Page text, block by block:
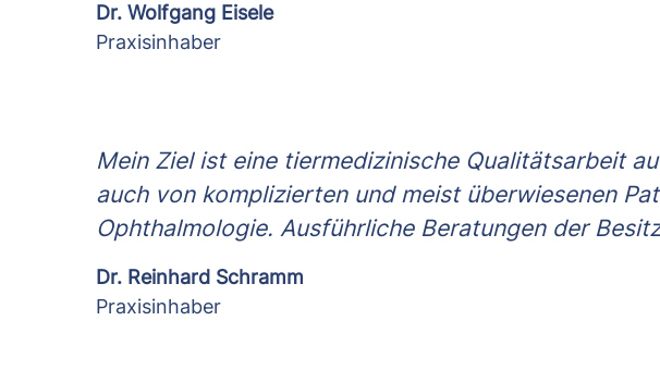
Dr. Wolfgang Eisele
Praxisinhaber
Mein Ziel ist eine tiermedizinische Qualitätsarbeit
auch von komplizierten und meist überwiesenen
Ophthalmologie. Ausführliche Beratungen der
Dr. Reinhard Schramm
Praxisinhaber